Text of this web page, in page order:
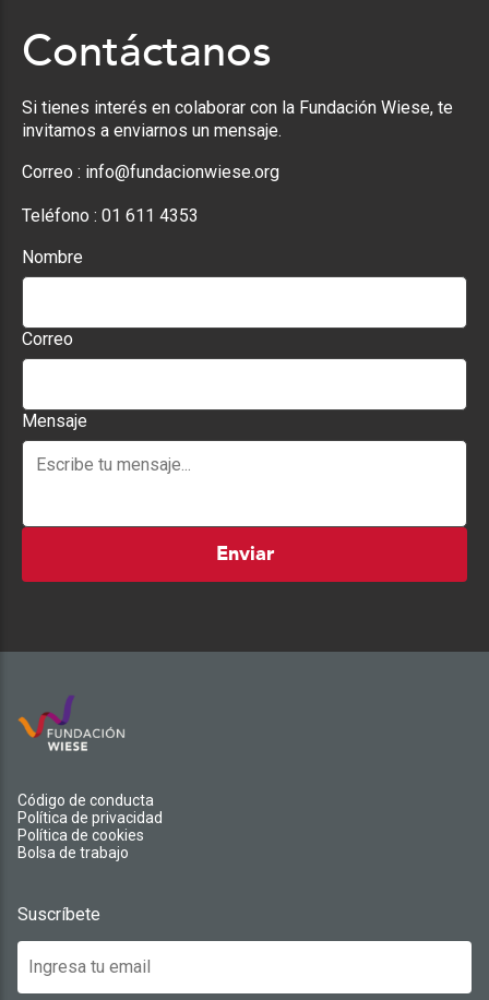
Contáctanos
Si tienes interés en colaborar con la Fundación Wiese, te
invitamos a enviarnos un mensaje.
Correo : info@fundacionwiese.org
Teléfono : 01 611 4353
Nombre
Correo
Mensaje
Enviar
Código de conducta
Política de privacidad
Política de cookies
Bolsa de trabajo
Suscríbete